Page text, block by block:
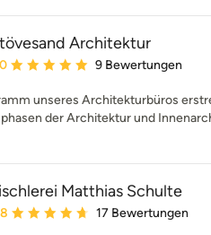
Architektur
Bewertung: 5 von 5
9 Bewertungen
unseres Architekturbüros
der Architektur und
Matthias Schulte
Bewertung: 4.8 von 5
17 Bewertungen